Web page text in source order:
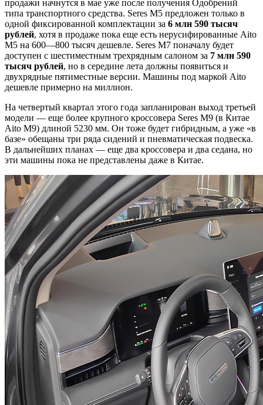
продажи начнутся в мае уже после получения Одобрений
типа транспортного средства. Seres M5 предложен только в
одной фиксированной комплектации за 6 млн 590 тысяч
рублей, хотя в продаже пока еще есть нерусифированные Aito
M5 на 600—800 тысяч дешевле. Seres M7 поначалу будет
доступен с шестиместным трехрядным салоном за 7 млн 590
тысяч рублей, но в середине лета должны появиться и
двухрядные пятиместные версии. Машины под маркой Aito
дешевле примерно на миллион.
На четвертый квартал этого года запланирован выход третьей
модели — еще более крупного кроссовера Seres M9 (в Китае
Aito M9) длиной 5230 мм. Он тоже будет гибридным, а уже «в
базе» обещаны три ряда сидений и пневматическая подвеска.
В дальнейших планах — еще два кроссовера и два седана, но
эти машины пока не представлены даже в Китае.